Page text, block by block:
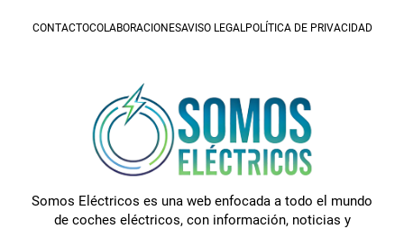
CONTACTOCOLABORACIONESAVISO LEGALPOLÍTICA DE PRIVACIDAD
Somos Eléctricos es una web enfocada a todo el mundo
de coches eléctricos, con información, noticias y